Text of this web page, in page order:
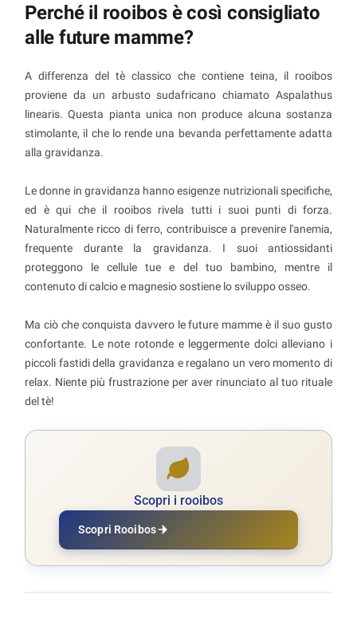
Perché il rooibos è così consigliato
alle future mamme?
A differenza del tè classico che contiene teina, il rooibos
proviene da un arbusto sudafricano chiamato Aspalathus
linearis. Questa pianta unica non produce alcuna sostanza
stimolante, il che lo rende una bevanda perfettamente adatta
alla gravidanza.
Le donne in gravidanza hanno esigenze nutrizionali specifiche,
ed è qui che il rooibos rivela tutti i suoi punti di forza.
Naturalmente ricco di ferro, contribuisce a prevenire l'anemia,
frequente durante la gravidanza. I suoi antiossidanti
proteggono le cellule tue e del tuo bambino, mentre il
contenuto di calcio e magnesio sostiene lo sviluppo osseo.
Ma ciò che conquista davvero le future mamme è il suo gusto
confortante. Le note rotonde e leggermente dolci alleviano i
piccoli fastidi della gravidanza e regalano un vero momento di
relax. Niente più frustrazione per aver rinunciato al tuo rituale
del tè!
Scopri i rooibos
Scopri Rooibos